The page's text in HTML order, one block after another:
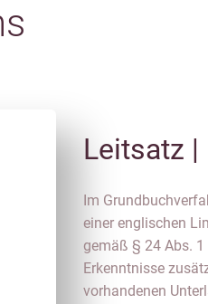
Leitsatz |
Im
einer englischen
gemäß § 24 Abs. 1
Erkenntnisse
vorhandenen